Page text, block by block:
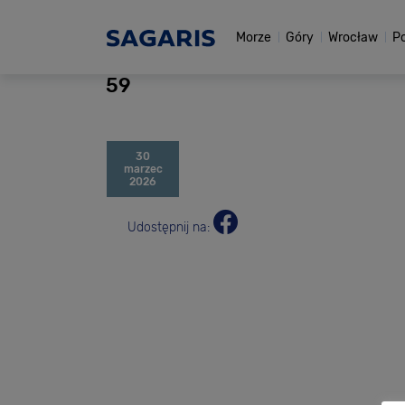
Morze Góry Wrocław
59
30
marzec
2026
Udostępnij na: